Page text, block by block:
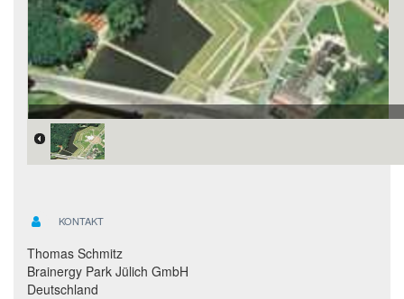
KONTAKT
Thomas Schmitz
Brainergy Park Jülich GmbH
Deutschland